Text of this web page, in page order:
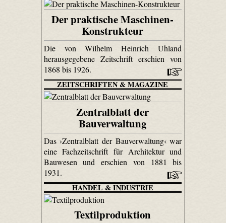
Der praktische Maschinen-
Konstrukteur
Die von Wilhelm Heinrich Uhland
herausgegebene Zeitschrift erschien von
1868 bis 1926.
ZEITSCHRIFTEN & MAGAZINE
Zentralblatt der
Bauverwaltung
Das ›Zentralblatt der Bauverwaltung‹ war
eine Fachzeitschrift für Architektur und
Bauwesen und erschien von 1881 bis
1931.
HANDEL & INDUSTRIE
Textilproduktion